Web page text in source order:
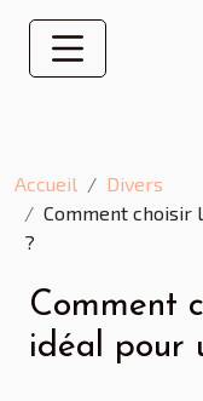
Accueil
Divers
Comment choisir
?
Comment
idéal pour